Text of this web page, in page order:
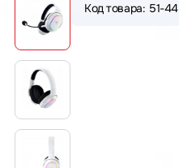
Код товара: 51-44